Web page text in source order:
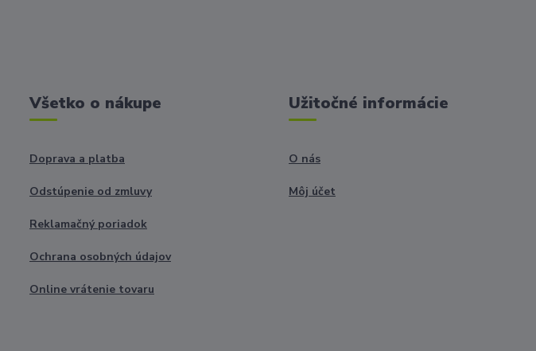
Všetko o nákupe
Doprava a platba
Odstúpenie od zmluvy
Reklamačný poriadok
Ochrana osobných údajov
Online vrátenie tovaru
Užitočné informácie
O nás
Môj účet